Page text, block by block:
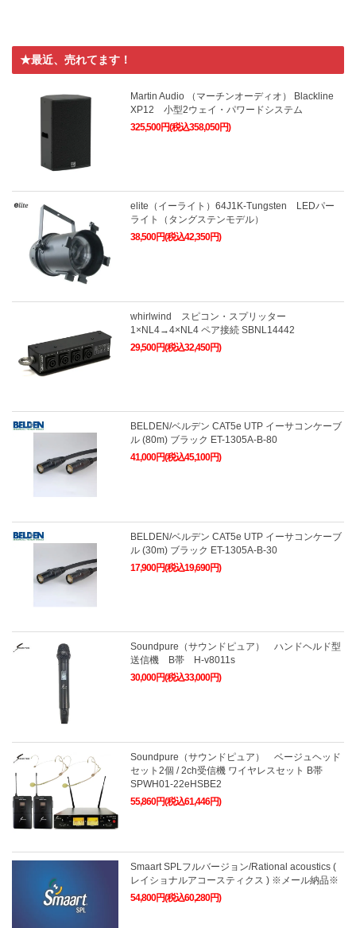
★最近、売れてます！
Martin Audio （マーチンオーディオ） Blackline
XP12 小型2ウェイ・パワードシステム
325,500円(税込358,050円)
elite（イーライト）64J1K-Tungsten LEDパー
ライト（タングステンモデル）
38,500円(税込42,350円)
whirlwind スピコン・スプリッター
1×NL4→4×NL4 ペア接続 SBNL14442
29,500円(税込32,450円)
BELDEN/ベルデン CAT5e UTP イーサコンケーブ
ル (80m) ブラック ET-1305A-B-80
41,000円(税込45,100円)
BELDEN/ベルデン CAT5e UTP イーサコンケーブ
ル (30m) ブラック ET-1305A-B-30
17,900円(税込19,690円)
Soundpure（サウンドピュア） ハンドヘルド型
送信機 B帯 H-v8011s
30,000円(税込33,000円)
Soundpure（サウンドピュア） ベージュヘッド
セット2個 / 2ch受信機 ワイヤレスセット B帯
SPWH01-22eHSBE2
55,860円(税込61,446円)
Smaart SPLフルバージョン/Rational acoustics (
レイショナルアコースティクス ) ※メール納品※
54,800円(税込60,280円)